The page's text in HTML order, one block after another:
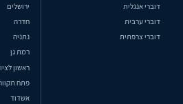
דוברי אנגלית
דוברי ערבית
דוברי צרפתית
ירושלים
חדרה
נתניה
רמת גן
ראשון
פתח
אשדוד